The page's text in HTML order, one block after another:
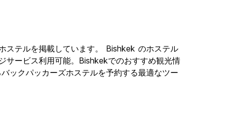
テルを掲載しています。 Bishkek のホステル
サービス利用可能。Bishkekでのおすすめ観光情
ックパッカーズホステルを予約する最適なツー